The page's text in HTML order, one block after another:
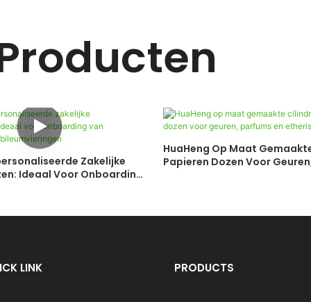
Zakelijke
Ideaal Voor Onboarding
HuaHeng Op Maat
Papieren Dozen Voor
LINK PRODUCTS